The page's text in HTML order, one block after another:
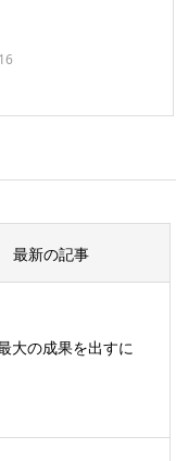
最新の記事
大の成果を出すに